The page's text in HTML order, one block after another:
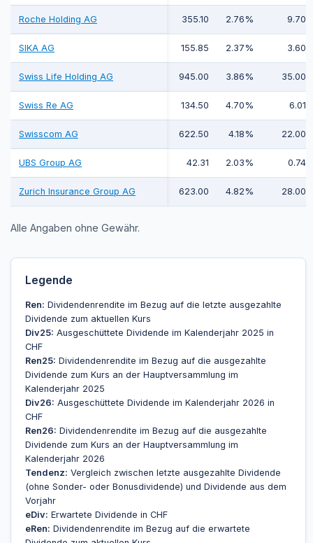
Roche Holding AG 355.10 2.76% 9.70
SIKA AG 155.85 2.37% 3.60
Swiss Life Holding AG 945.00 3.86% 35.00
Swiss Re AG 134.50 4.70% 6.01
Swisscom AG 622.50 4.18% 22.00
UBS Group AG 42.31 2.03% 0.74
Zurich Insurance Group AG 623.00 4.82% 28.00
Alle Angaben ohne Gewähr.
Legende
Ren: Dividendenrendite im Bezug auf die letzte ausgezahlte
Dividende zum aktuellen Kurs
Div25: Ausgeschüttete Dividende im Kalenderjahr 2025 in
CHF
Ren25: Dividendenrendite im Bezug auf die ausgezahlte
Dividende zum Kurs an der Hauptversammlung im
Kalenderjahr 2025
Div26: Ausgeschüttete Dividende im Kalenderjahr 2026 in
CHF
Ren26: Dividendenrendite im Bezug auf die ausgezahlte
Dividende zum Kurs an der Hauptversammlung im
Kalenderjahr 2026
Tendenz: Vergleich zwischen letzte ausgezahlte Dividende
(ohne Sonder- oder Bonusdividende) und Dividende aus dem
Vorjahr
eDiv: Erwartete Dividende in CHF
eRen: Dividendenrendite im Bezug auf die erwartete